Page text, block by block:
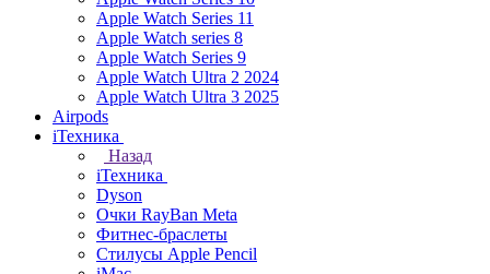
Apple Watch Series 11
Apple Watch series 8
Apple Watch Series 9
Apple Watch Ultra 2 2024
Apple Watch Ultra 3 2025
Airpods
iТехника
Назад
iТехника
Dyson
Очки RayBan Meta
Фитнес-браслеты
Стилусы Apple Pencil